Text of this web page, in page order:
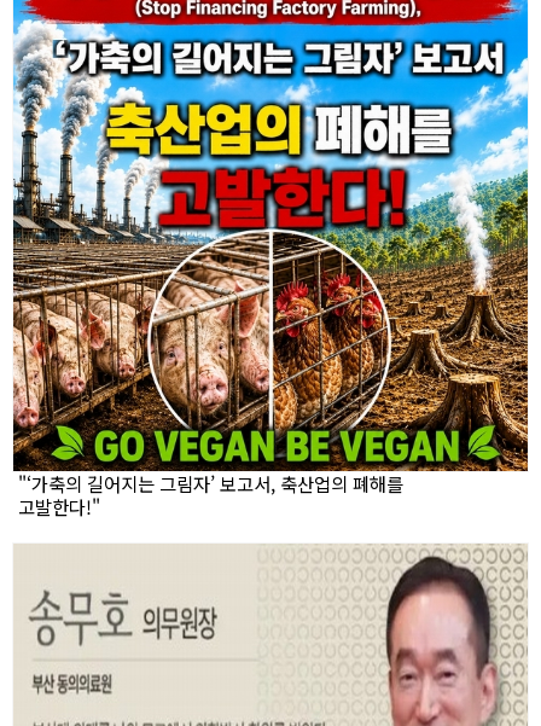
"‘가축의 길어지는 그림자’ 보고서, 축산업의 폐해를
고발한다!"